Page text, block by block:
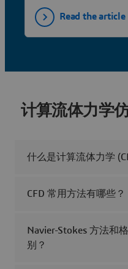
(SAW) devices stand
sensitivity and
Our latest simulation
Read the article
计算流体力学
什么是计算流体力学
CFD 常用方法有哪些？
Navier-Stokes 方法和
别？